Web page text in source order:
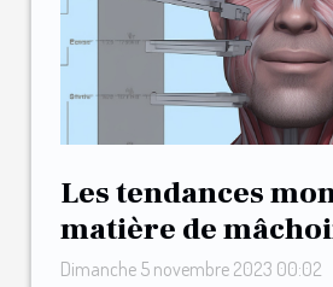
Les tendances
matière de
musclées et carrées
Dimanche 5 novembre 2023 00:02